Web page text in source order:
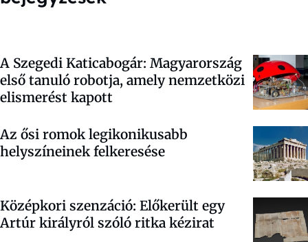
A Szegedi Katicabogár: Magyarország
első tanuló robotja, amely nemzetközi
elismerést kapott
Az ősi romok legikonikusabb
helyszíneinek felkeresése
Középkori szenzáció: Előkerült egy
Artúr királyról szóló ritka kézirat